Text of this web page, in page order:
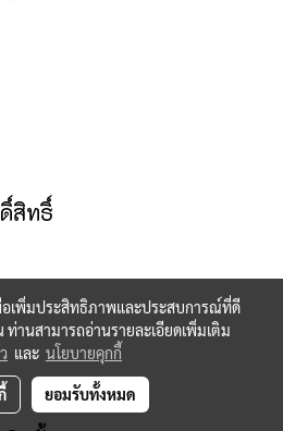
สิทธิ์
อเพิ่มประสิทธิภาพและประสบการณ์ที่ดี
ท่านสามารถอ่านรายละเอียดเพิ่มเติม
และ นโยบายคุกกี้
ยอมรับทั้งหมด